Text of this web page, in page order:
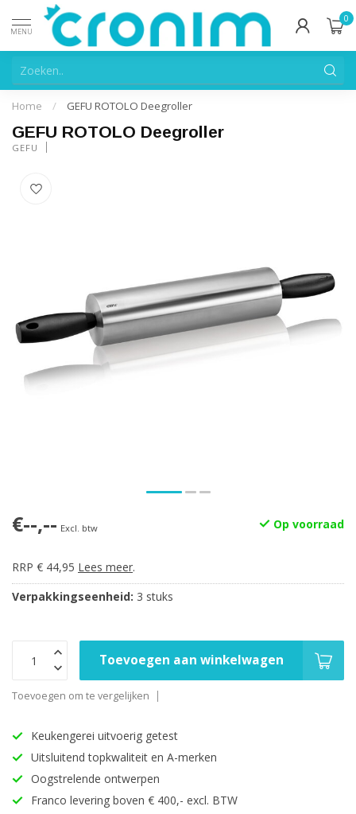
MENU
0
Home / GEFU ROTOLO Deegroller
GEFU ROTOLO Deegroller
GEFU
€--,-- Excl. btw Op voorraad
RRP € 44,95 Lees meer.
Verpakkingseenheid: 3 stuks
Toevoegen aan winkelwagen
Toevoegen om te vergelijken
Keukengerei uitvoerig getest
Uitsluitend topkwaliteit en A-merken
Oogstrelende ontwerpen
Franco levering boven € 400,- excl. BTW